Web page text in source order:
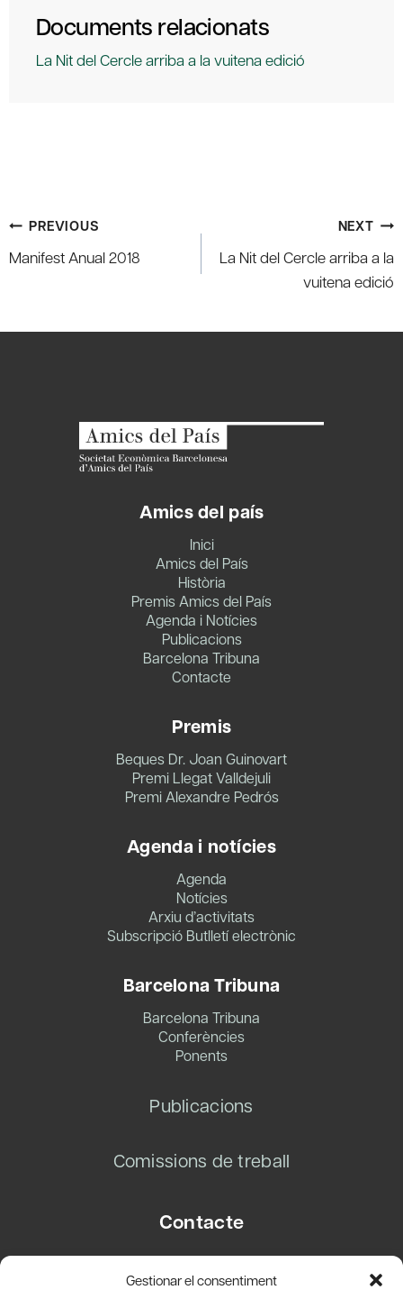
Gestionar el consentiment
Documents relacionats
La Nit del Cercle arriba a la vuitena edició
Post
navigation
PREVIOUS
Manifest Anual 2018
NEXT
La Nit del Cercle arriba a la
vuitena edició
Amics del país
Inici
Amics del País
Història
Premis Amics del País
Agenda i Notícies
Publicacions
Barcelona Tribuna
Contacte
Premis
Beques Dr. Joan Guinovart
Premi Llegat Valldejuli
Premi Alexandre Pedrós
Agenda i notícies
Agenda
Notícies
Arxiu d’activitats
Subscripció Butlletí electrònic
Barcelona Tribuna
Barcelona Tribuna
Conferències
Ponents
Publicacions
Comissions de treball
Contacte
08003 Barcelona